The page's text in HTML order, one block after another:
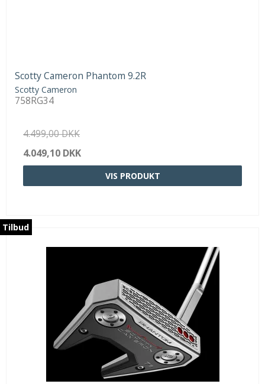
Scotty Cameron Phantom 9.2R
Scotty Cameron
758RG34
4.499,00 DKK
4.049,10 DKK
VIS PRODUKT
Tilbud